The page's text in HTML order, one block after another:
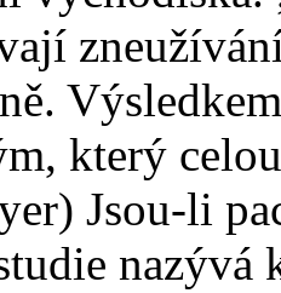
který
Jsou-li
nazývá